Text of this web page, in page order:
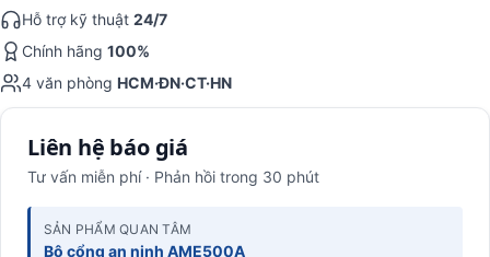
Hỗ trợ kỹ thuật 24/7
Chính hãng 100%
4 văn phòng HCM·ĐN·CT·HN
Liên hệ báo giá
Tư vấn miễn phí · Phản hồi trong 30 phút
SẢN PHẨM QUAN TÂM
Bộ cổng an ninh AME500A